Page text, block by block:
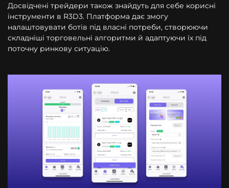
Досвідчені трейдери також знайдуть для себе корисні
інструменти в R3D3. Платформа дає змогу
налаштовувати ботів під власні потреби, створюючи
складніші торговельні алгоритми й адаптуючи їх під
поточну ринкову ситуацію.